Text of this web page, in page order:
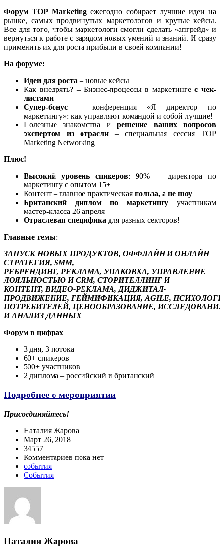
ФорумTOP Marketing ежегодно собирает лучшие идеи на
рынке, самых продвинутых маркетологов и крутые кейсы.
Все для того, чтобы маркетологи смогли сделать «апгрейд» и
вернуться к работе с зарядом новых умений и знаний. И сразу
применить их для роста прибыли в своей компании!
На форуме:
Идеи для роста – новые кейсы
Как внедрять? – Бизнес-процессы в маркетингес чек-
листами
Супер-бонус – конференция «Я директор по
маркетингу»: как управляют командой и собой лучшие!
Полезные знакомства ирешение ваших вопросов
экспертом из отрасли – специальная сессия TOP
Marketing Networking
Плюс!
Высокий уровень спикеров: 90% — директора по
маркетингу с опытом 15+
Контент – главное практическая польза, а не шоу
Британский диплом по маркетингу участникам
мастер-класса 26 апреля
Отраслевая специфика для разных секторов!
Главные темы:
ЗАПУСК НОВЫХ ПРОДУКТОВ, ОФФЛАЙН И ОНЛАЙН
СТРАТЕГИЯ, SMM,
РЕБРЕНДИНГ, РЕКЛАМА, УПАКОВКА, УПРАВЛЕНИЕ
ЛОЯЛЬНОСТЬЮ И CRM, СТОРИТЕЛЛИНГ И
КОНТЕНТ, ВИДЕО-РЕКЛАМА,ДИДЖИТАЛ-
ПРОДВИЖЕНИЕ, ГЕЙМИФИКАЦИЯ,AGILE,
ПОТРЕБИТЕЛЕЙ, ЦЕНООБРАЗОВАНИЕ,
И АНАЛИЗ ДАННЫХ
Форум в цифрах
3 дня, 3 потока
60+ спикеров
500+ участников
2 диплома – российский и британский
Подробнее о мероприятии
Присоединяйтесь!
Наталия Жарова
Март 26, 2018
34557
Комментариев пока нет
события
События
Наталия Жарова